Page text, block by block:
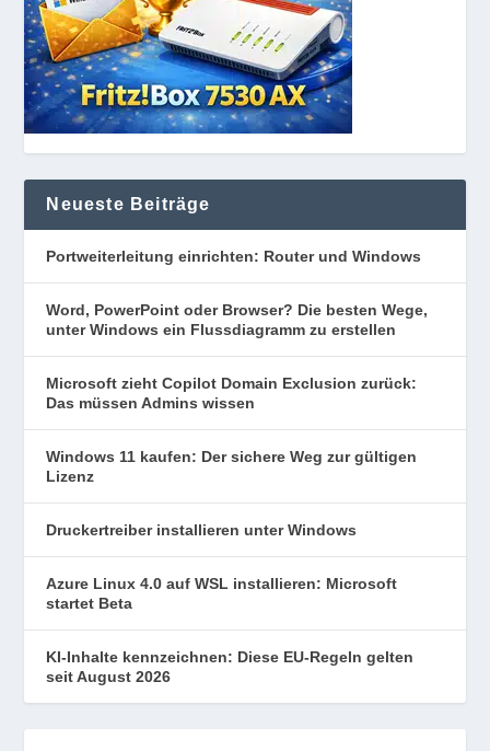
Neueste Beiträge
Portweiterleitung einrichten: Router und Windows
Word, PowerPoint oder Browser? Die besten Wege,
unter Windows ein Flussdiagramm zu erstellen
Microsoft zieht Copilot Domain Exclusion zurück:
Das müssen Admins wissen
Windows 11 kaufen: Der sichere Weg zur gültigen
Lizenz
Druckertreiber installieren unter Windows
Azure Linux 4.0 auf WSL installieren: Microsoft
startet Beta
KI-Inhalte kennzeichnen: Diese EU-Regeln gelten
seit August 2026